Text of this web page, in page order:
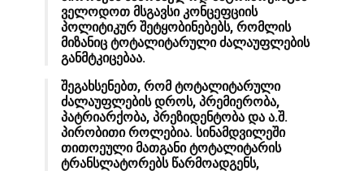
ველოდოთ მსგავსი კონცეფციის
პოლიტიკურ შეტყობინებებს, რომლის
მიზანიც ტოტალიტარული ძალაუფლების
განმტკიცებაა.
შეგახსენებთ, რომ ტოტალიტარული
ძალაუფლების დროს, პრემიერობა,
პატრიარქობა, პრეზიდენტობა და ა.შ.
პირობითი როლებია. სინამდვილეში
თითოეული მათგანი ტოტალიტარის
ტრანსლატორებს წარმოადგენს,